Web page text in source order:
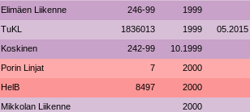
Elimäen Liikenne 246-99 1999
TuKL 1836013 1999 05.2015
Koskinen 242-99 10.1999
Porin Linjat 7 2000
HelB 8497 2000
Mikkolan Liikenne 2000